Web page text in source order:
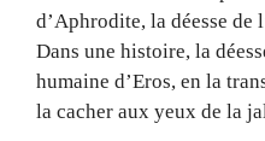
d’Aphrodite, la déesse de
Dans une histoire, la
humaine d’Eros, en la
la cacher aux yeux de la